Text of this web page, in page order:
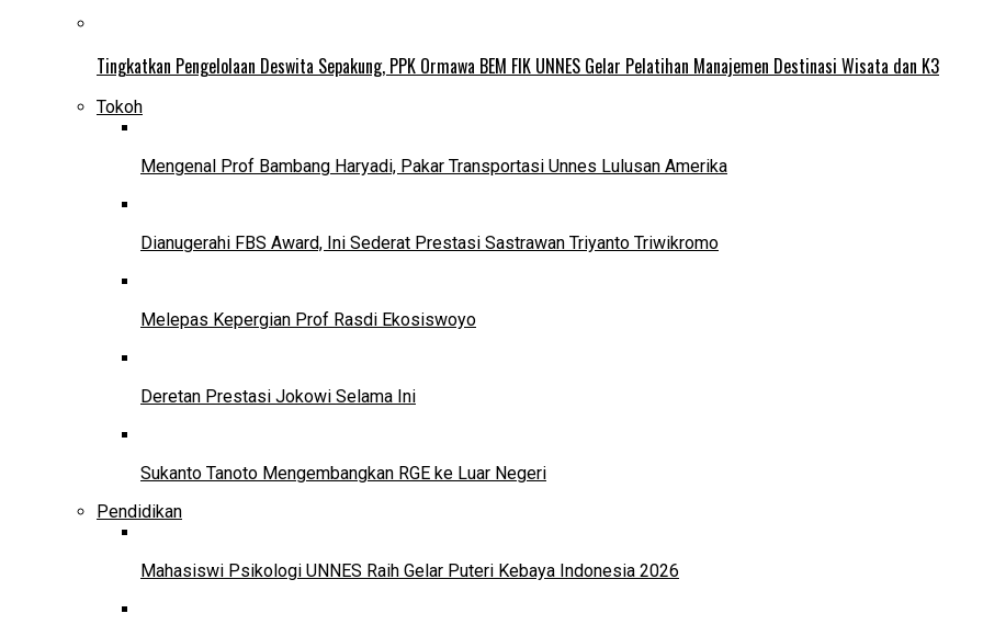
Tingkatkan Pengelolaan Deswita Sepakung, PPK Ormawa BEM FIK UNNES Gelar Pelatihan Manajemen Destinasi Wisata dan K3
Tokoh
Mengenal Prof Bambang Haryadi, Pakar Transportasi Unnes Lulusan Amerika
Dianugerahi FBS Award, Ini Sederat Prestasi Sastrawan Triyanto Triwikromo
Melepas Kepergian Prof Rasdi Ekosiswoyo
Deretan Prestasi Jokowi Selama Ini
Sukanto Tanoto Mengembangkan RGE ke Luar Negeri
Pendidikan
Mahasiswi Psikologi UNNES Raih Gelar Puteri Kebaya Indonesia 2026